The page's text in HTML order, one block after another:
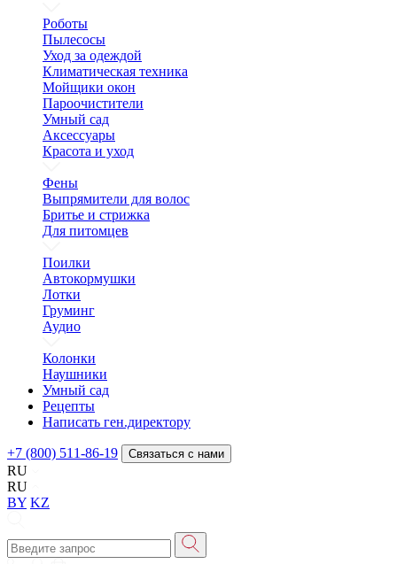
Роботы
Пылесосы
Уход за одеждой
Климатическая техника
Мойщики окон
Пароочистители
Умный сад
Аксессуары
Красота и уход
Фены
Выпрямители для волос
Бритье и стрижка
Для питомцев
Поилки
Автокормушки
Лотки
Груминг
Аудио
Колонки
Наушники
Умный сад
Рецепты
Написать ген.директору
+7 (800) 511-86-19 Связаться с нами
RU
RU
BY KZ